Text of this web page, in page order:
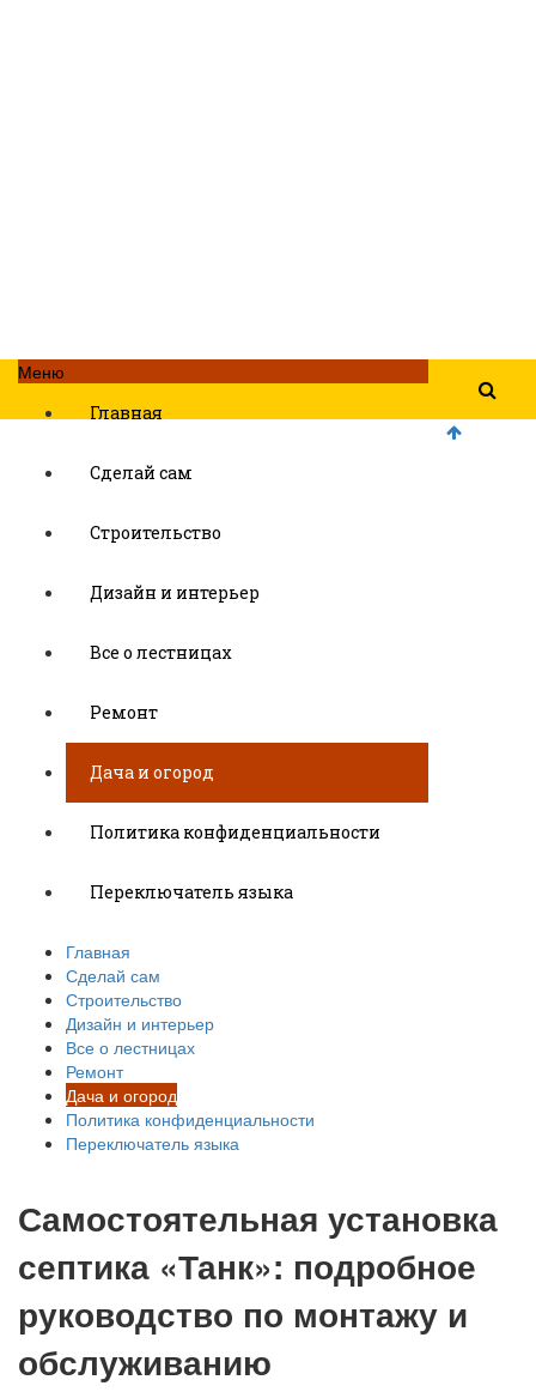
Меню
Главная
Сделай сам
Строительство
Дизайн и интерьер
Все о лестницах
Ремонт
Дача и огород
Политика конфиденциальности
Переключатель языка
Главная
Сделай сам
Строительство
Дизайн и интерьер
Все о лестницах
Ремонт
Дача и огород
Политика конфиденциальности
Переключатель языка
Самостоятельная установка
септика «Танк»: подробное
руководство по монтажу и
обслуживанию